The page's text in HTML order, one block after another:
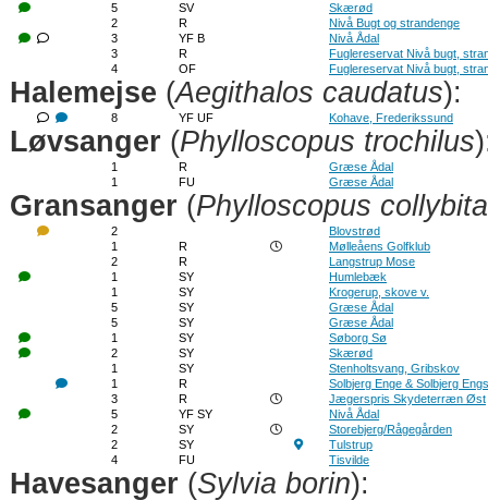
5
SV
Skærød
2
R
Nivå Bugt og strandenge
3
YF B
Nivå Ådal
3
R
Fuglereservat Nivå bugt,
4
OF Fuglereservat Nivå bugt,
Halemejse (Aegithalos caudatus):
8 YF UF Kohave, Frederikssund
Løvsanger (Phylloscopus trochilus
1 R
Græse Ådal
1
FU Græse Ådal
Gransanger (Phylloscopus collybita
2
Blovstrød
1
R
Mølleåens Golfklub
2
R
Langstrup Mose
1
SY
Humlebæk
1
SY
Krogerup, skove v.
5
SY
Græse Ådal
5
SY
Græse Ådal
1
SY
Søborg Sø
2
SY
Skærød
1
SY
Stenholtsvang, Gribskov
1
R
Solbjerg Enge & Solbjerg
3
R
Jægerspris Skydeterræn Øst
5
YF SY
Nivå Ådal
2
SY
Storebjerg/Rågegården
2
SY
Tulstrup
4
FU Tisvilde
Havesanger (Sylvia borin):